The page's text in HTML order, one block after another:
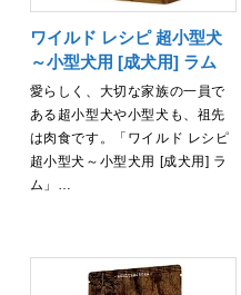
ワイルド レシピ 超小型犬
～小型犬用 [成犬用] ラム
愛らしく、大切な家族の一員で
ある超小型犬や小型犬も、祖先
は肉食です。「ワイルド レシピ
超小型犬～小型犬用 [成犬用] ラ
ム」…